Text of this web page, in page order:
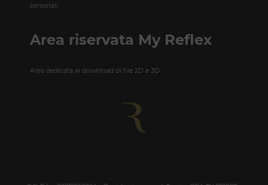
personali
Area riservata My Reflex
Area dedicata al download di file 2D e 3D